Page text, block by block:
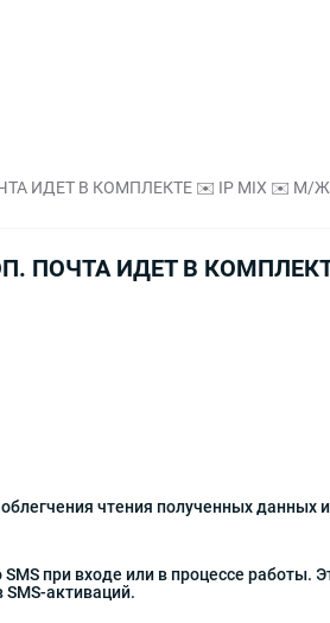
ИДЕТ В КОМПЛЕКТЕ ✉️ IP MIX ✉️ М/
ПОЧТА ИДЕТ В
чтения полученных данных
при входе или в процессе работы.
активаций.